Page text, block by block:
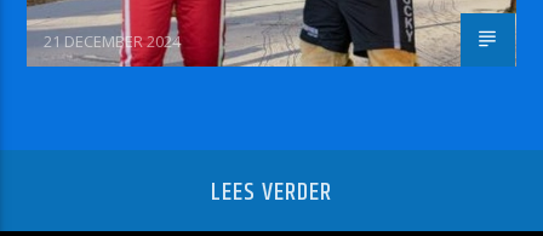
21 DECEMBER 2024
LEES VERDER